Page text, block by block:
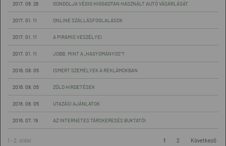
2017. 06. 26 GONDOLJA VÉGIG HIGGADTAN HASZNÁLT AUTÓ VÁSÁRLÁSÁT
2017. 01. 11 ONLINE SZÁLLÁSFOGLALÁSOK
2017. 01. 11 A PIRAMIS VESZÉLYEI
2017. 01. 11 JOBB, MINT A „HAGYOMÁNYOS”?
2016. 08. 05 ISMERT SZEMÉLYEK A REKLÁMOKBAN
2016. 08. 05 ZÖLD HIRDETÉSEK
2016. 08. 05 UTAZÁSI AJÁNLATOK
2016. 07. 19 AZ INTERNETES TÁRSKERESÉS BUKTATÓI
1 - 2. oldal 1 2 Következő